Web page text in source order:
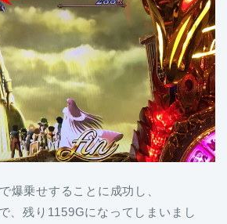
爆乗せすることに成功し、
、残り1159Gになってしまいまし